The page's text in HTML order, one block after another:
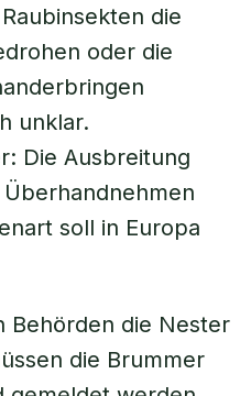
die
oder die
unklar.
Die Ausbreitung
soll in Europa
Behörden die Nester
die Brummer